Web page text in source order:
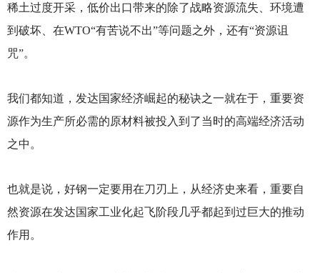
稀土过度开采，低价出口带来的除了战略资源流失、环境遭
到破坏、在WTO“有苦说不出”等问题之外，还有“资源诅
咒”。
我们都知道，发达国家经济崛起的秘诀之一就在于，重要资
源作为生产所必需的原材料被投入到了当时的高端经济活动
之中。
也就是说，好钢一定要用在刀刃上，从经济史来看，重要自
然资源在发达国家工业化起飞阶段几乎都起到过巨大的推动
作用。